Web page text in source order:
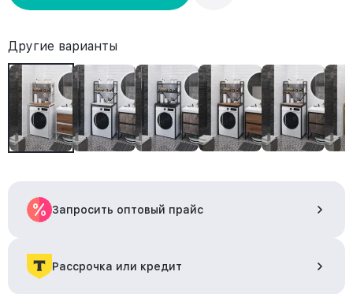
Другие варианты
Запросить оптовый прайс
Рассрочка или кредит